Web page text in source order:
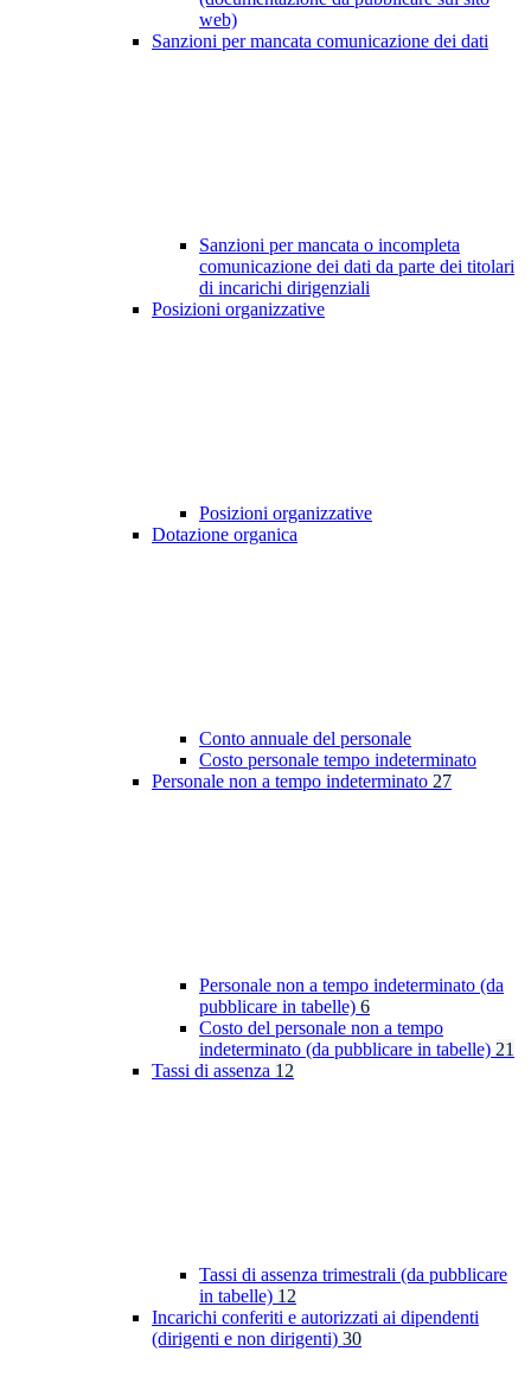
web)
Sanzioni per mancata comunicazione dei dati
Sanzioni per mancata o incompleta
comunicazione dei dati da parte dei titolari
di incarichi dirigenziali
Posizioni organizzative
Posizioni organizzative
Dotazione organica
Conto annuale del personale
Costo personale tempo indeterminato
Personale non a tempo indeterminato 27
Personale non a tempo indeterminato (da
pubblicare in tabelle) 6
Costo del personale non a tempo
indeterminato (da pubblicare in tabelle) 21
Tassi di assenza 12
Tassi di assenza trimestrali (da pubblicare
in tabelle) 12
Incarichi conferiti e autorizzati ai dipendenti
(dirigenti e non dirigenti) 30